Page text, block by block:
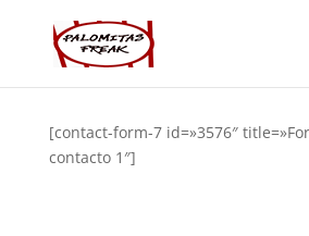
[contact-form-7 id=»3576″
contacto 1″]